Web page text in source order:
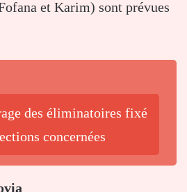
et Karim) sont prévues
des éliminatoires fixé
concernées